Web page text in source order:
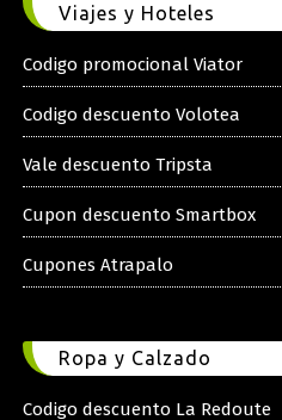
Viajes y Hoteles
Codigo promocional Viator
Codigo descuento Volotea
Vale descuento Tripsta
Cupon descuento Smartbox
Cupones Atrapalo
Ropa y Calzado
Codigo descuento La Redoute